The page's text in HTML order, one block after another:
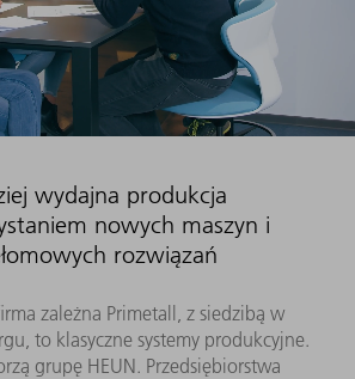
wydajna produkcja
nowych maszyn i
rozwiązań
zależna Primetall, z siedzibą w
to klasyczne systemy produkcyjne.
grupę HEUN. Przedsiębiorstwa